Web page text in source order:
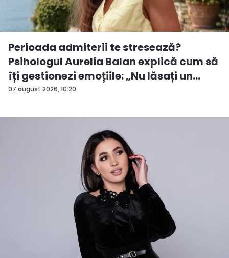
07 august 2026, 10:20
Perioada admiterii te stresează?
Psihologul Aurelia Balan explică cum să
îți gestionezi emoțiile: „Nu lăsați un
rezu...